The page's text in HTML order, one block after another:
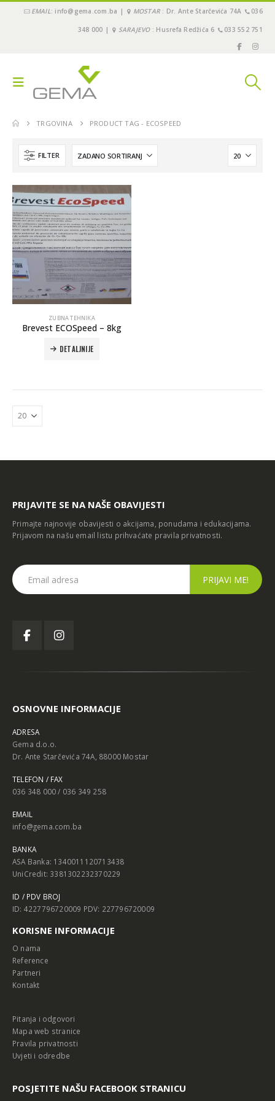
EMAIL: info@gema.com.ba | MOSTAR : Dr. Ante Starčevića 74A 036
348 000 | SARAJEVO: Husrefa Redžića 6 033 552 751
TRGOVINA PRODUCT TAG - ECOSPEED
FILTER
ZUBNA TEHNIKA
Brevest ECOSpeed – 8kg
DETALJNIJE
PRIJAVITE SE NA NAŠE OBAVIJESTI
Primajte najnovije obavijesti o akcijama, ponudama i edukacijama.
Prijavom na našu email listu prihvaćate pravila privatnosti.
OSNOVNE INFORMACIJE
ADRESA
Gema d.o.o.
Dr. Ante Starčevića 74A, 88000 Mostar
TELEFON / FAX
036 348 000 / 036 349 258
EMAIL
info@gema.com.ba
BANKA
ASA Banka: 1340011120713438
UniCredit: 3381302232370229
ID / PDV BROJ
ID: 4227796720009 PDV: 227796720009
KORISNE INFORMACIJE
O nama
Reference
Partneri
Kontakt
Pitanja i odgovori
Mapa web stranice
Pravila privatnosti
Uvjeti i odredbe
POSJETITE NAŠU FACEBOOK STRANICU